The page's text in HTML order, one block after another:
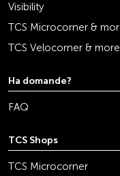
Visibility
TCS Microcorner &
TCS Velocorner & more
Ha domande?
FAQ
TCS Shops
TCS Microcorner